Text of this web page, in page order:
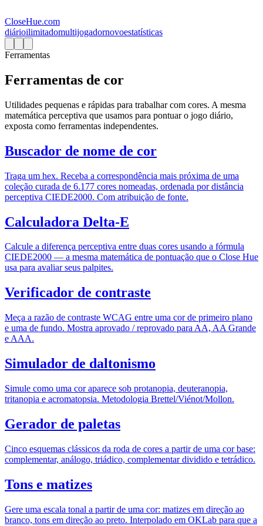
CloseHue.com
diárioilimitadomultijogadornovoestatísticas
Ferramentas
Ferramentas de cor
Utilidades pequenas e rápidas para trabalhar com cores. A mesma
matemática perceptiva que usamos para pontuar o jogo diário,
exposta como ferramentas independentes.
Buscador de nome de cor
Traga um hex. Receba a correspondência mais próxima de uma
coleção curada de 6.177 cores nomeadas, ordenada por distância
perceptiva CIEDE2000. Com atribuição de fonte.
Calculadora Delta-E
Calcule a diferença perceptiva entre duas cores usando a fórmula
CIEDE2000 — a mesma matemática de pontuação que o Close Hue
usa para avaliar seus palpites.
Verificador de contraste
Meça a razão de contraste WCAG entre uma cor de primeiro plano
e uma de fundo. Mostra aprovado / reprovado para AA, AA Grande
e AAA.
Simulador de daltonismo
Simule como uma cor aparece sob protanopia, deuteranopia,
tritanopia e acromatopsia. Metodologia Brettel/Viénot/Mollon.
Gerador de paletas
Cinco esquemas clássicos da roda de cores a partir de uma cor base:
complementar, análogo, triádico, complementar dividido e tetrádico.
Tons e matizes
Gere uma escala tonal a partir de uma cor: matizes em direção ao
branco, tons em direção ao preto. Interpolado em OKLab para que a